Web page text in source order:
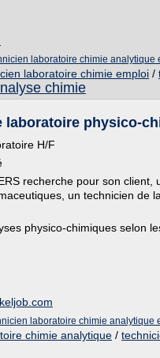
laboratoire chimie analytique
laboratoire chimie emploi /
chimie
laboratoire physico-
H/F
recherche pour son
un technicien de
physico-chimiques selon
laboratoire chimie analytique
chimie analytique /